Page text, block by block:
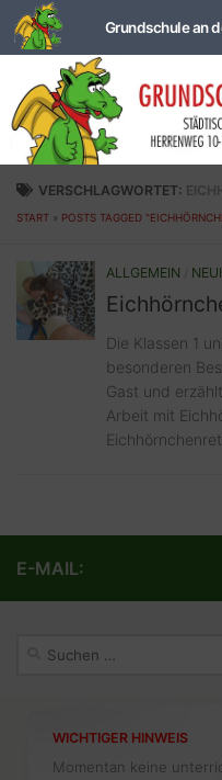
Zum Inhalt springen
VERSCHLAGWORTET:
START » POSTS TAGGED
ALLGEMEIN
Die Klassen 1
besonderen
Gast und
Arbeit mit
E-MAIL:
WICHTIGER HINWEIS
Momentan keine